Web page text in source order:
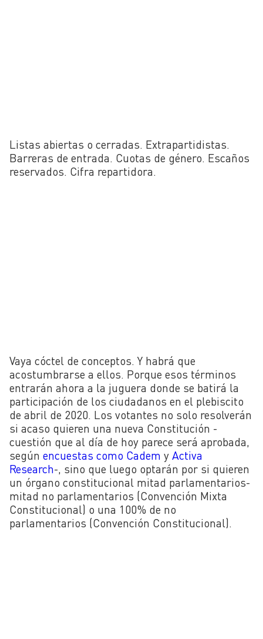
Listas abiertas o cerradas. Extrapartidistas.
Barreras de entrada. Cuotas de género. Escaños
reservados. Cifra repartidora.
Vaya cóctel de conceptos. Y habrá que
acostumbrarse a ellos. Porque esos términos
entrarán ahora a la juguera donde se batirá la
participación de los ciudadanos en el plebiscito
de abril de 2020. Los votantes no solo resolverán
si acaso quieren una nueva Constitución -
cuestión que al día de hoy parece será aprobada,
según encuestas como Cadem y Activa
Research-, sino que luego optarán por si quieren
un órgano constitucional mitad parlamentarios-
mitad no parlamentarios (Convención Mixta
Constitucional) o una 100% de no
parlamentarios (Convención Constitucional).